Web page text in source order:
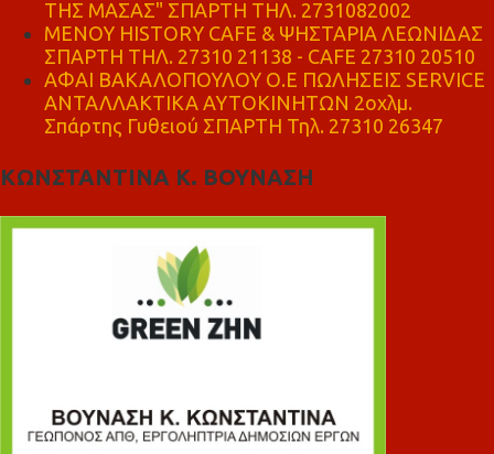
ΤΗΣ ΜΑΣΑΣ" ΣΠΑΡΤΗ ΤΗΛ. 2731082002
ΜΕΝΟΥ HISTORY CAFE & ΨΗΣΤΑΡΙΑ ΛΕΩΝΙΔΑΣ
ΣΠΑΡΤΗ ΤΗΛ. 27310 21138 - CAFE 27310 20510
ΑΦΑΙ ΒΑΚΑΛΟΠΟΥΛΟΥ Ο.Ε ΠΩΛΗΣΕΙΣ SERVICE
ΑΝΤΑΛΛΑΚΤΙΚΑ ΑΥΤΟΚΙΝΗΤΩΝ 2οχλμ.
Σπάρτης Γυθειού ΣΠΑΡΤΗ Τηλ. 27310 26347
ΚΩΝΣΤΑΝΤΙΝΑ Κ. ΒΟΥΝΑΣΗ